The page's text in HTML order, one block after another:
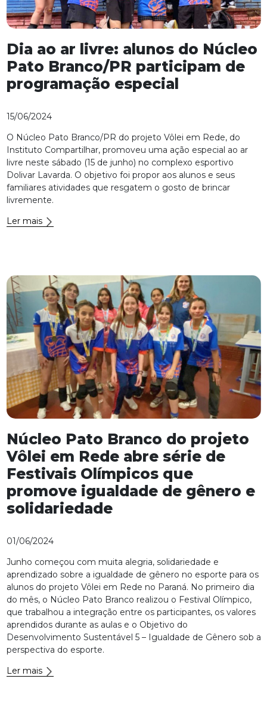
Dia ao ar livre: alunos do Núcleo
Pato Branco/PR participam de
programação especial
15/06/2024
O Núcleo Pato Branco/PR do projeto Vôlei em Rede, do
Instituto Compartilhar, promoveu uma ação especial ao ar
livre neste sábado (15 de junho) no complexo esportivo
Dolivar Lavarda. O objetivo foi propor aos alunos e seus
familiares atividades que resgatem o gosto de brincar
livremente.
Ler mais
Núcleo Pato Branco do projeto
Vôlei em Rede abre série de
Festivais Olímpicos que
promove igualdade de gênero e
solidariedade
01/06/2024
Junho começou com muita alegria, solidariedade e
aprendizado sobre a igualdade de gênero no esporte para os
alunos do projeto Vôlei em Rede no Paraná. No primeiro dia
do mês, o Núcleo Pato Branco realizou o Festival Olímpico,
que trabalhou a integração entre os participantes, os valores
aprendidos durante as aulas e o Objetivo do
Desenvolvimento Sustentável 5 – Igualdade de Gênero sob a
perspectiva do esporte.
Ler mais